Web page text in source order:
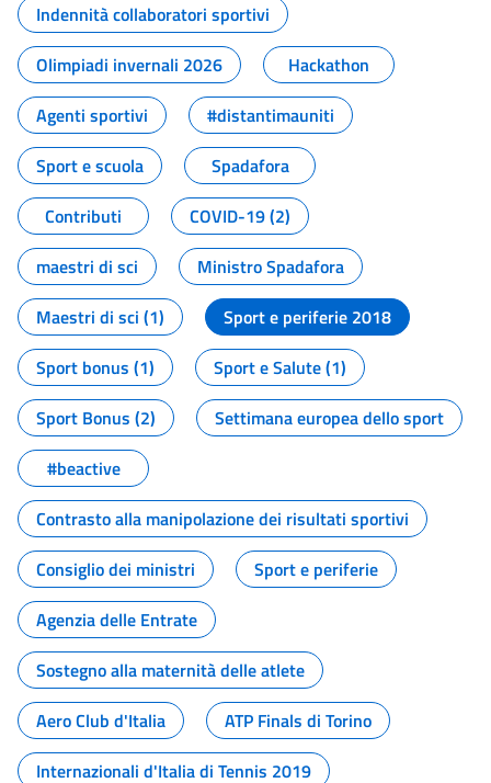
Indennità collaboratori sportivi
Olimpiadi invernali 2026
Hackathon
Agenti sportivi
#distantimauniti
Sport e scuola
Spadafora
Contributi
COVID-19 (2)
maestri di sci
Ministro Spadafora
Maestri di sci (1)
Sport e periferie 2018
Sport bonus (1)
Sport e Salute (1)
Sport Bonus (2)
Settimana europea dello sport
#beactive
Contrasto alla manipolazione dei risultati sportivi
Consiglio dei ministri
Sport e periferie
Agenzia delle Entrate
Sostegno alla maternità delle atlete
Aero Club d'Italia
ATP Finals di Torino
Internazionali d'Italia di Tennis 2019